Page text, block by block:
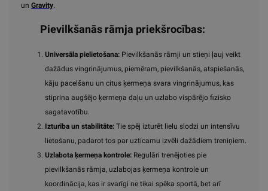
un Gravity
Pievilkšanās rāmja priekšrocības:
Universāla pielietošana: Pievilkšanās rāmji un stieņi ļauj veikt
dažādus vingrinājumus, piemēram, pievilkšanās, atspiešanās,
kāju pacelšanu un citus ķermeņa svara vingrinājumus, kas
stiprina augšējo ķermeņa daļu un uzlabo vispārējo fizisko
sagatavotību.
Izturība un stabilitāte: Tie spēj izturēt lielu slodzi un intensīvu
lietošanu, padarot tos par uzticamu izvēli dažādiem treniņiem.
Uzlabota ķermeņa kontrole: Regulāri trenējoties pie
pievilkšanās rāmja, uzlabojas ķermeņa kontrole un
koordinācija, kas ir svarīgi ne tikai spēka sportā, bet arī